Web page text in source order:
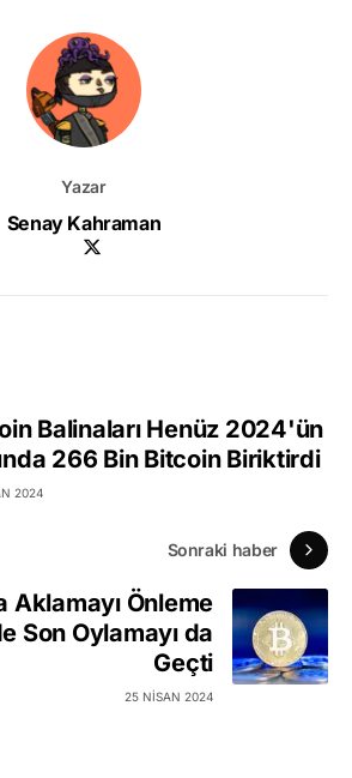
Yazar
Senay Kahraman
Balinaları Henüz 2024'ün
266 Bin Bitcoin Biriktirdi
2024
Sonraki haber
Aklamayı Önleme
Son Oylamayı da
Geçti
25 NISAN 2024